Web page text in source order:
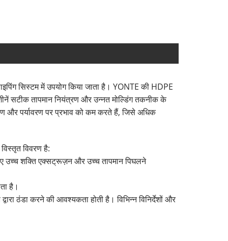
सिस्टम में उपयोग किया जाता है। YONTE की HDPE
सटीक तापमान नियंत्रण और उन्नत मोल्डिंग तकनीक के
और पर्यावरण पर प्रभाव को कम करते हैं, जिसे अधिक
विवरण है:
उच्च शक्ति एक्सट्रूज़न और उच्च तापमान पिघलने
है।
ठंडा करने की आवश्यकता होती है। विभिन्न विनिर्देशों और